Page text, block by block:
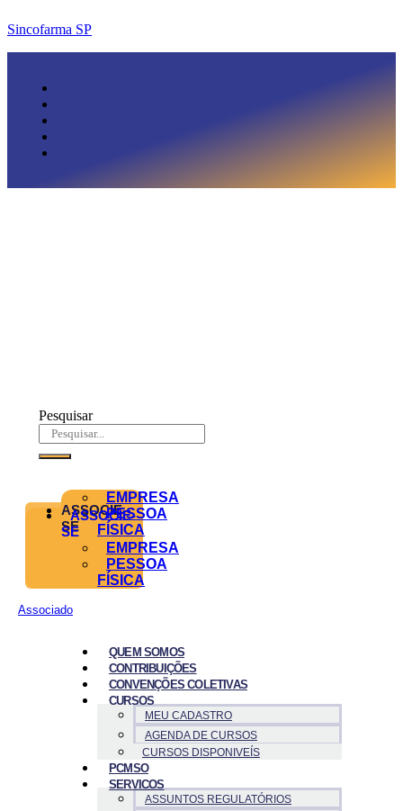
Sincofarma SP
Pesquisar
ASSOCIE-
SE
EMPRESA
PESSOA
FÍSICA
ASSOCIE-
SE
EMPRESA
PESSOA
FÍSICA
Associado
QUEM SOMOS
CONTRIBUIÇÕES
CONVENÇÕES COLETIVAS
CURSOS
MEU CADASTRO
AGENDA DE CURSOS
CURSOS DISPONIVEÍS
PCMSO
SERVICOS
ASSUNTOS REGULATÓRIOS